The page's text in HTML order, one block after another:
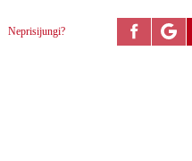
Neprisijungi?